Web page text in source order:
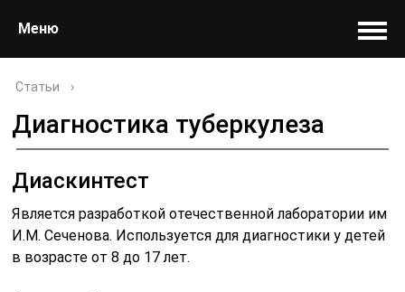
Меню
Статьи ›
Диагностика туберкулеза
Диаскинтест
Является разработкой отечественной лаборатории им
И.М. Сеченова. Используется для диагностики у детей
в возрасте от 8 до 17 лет.